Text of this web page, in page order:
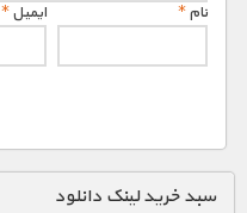
نام* ایمیل*
سبد خرید لینک دانلود